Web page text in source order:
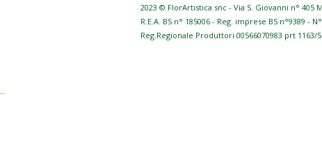
2023 © FlorArtistica snc - Via S. Giovanni n° 405
R.E.A. BS n° 185006 - Reg. imprese BS n°9389 -
Reg.Regionale Produttori 00566070983 prt 1163/